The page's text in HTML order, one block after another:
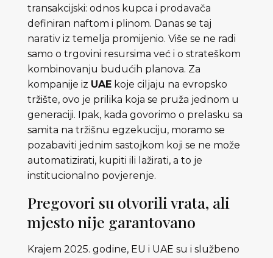
transakcijski: odnos kupca i prodavača
definiran naftom i plinom. Danas se taj
narativ iz temelja promijenio. Više se ne radi
samo o trgovini resursima već i o strateškom
kombinovanju budućih planova. Za
kompanije iz UAE koje ciljaju na evropsko
tržište, ovo je prilika koja se pruža jednom u
generaciji. Ipak, kada govorimo o prelasku sa
samita na tržišnu egzekuciju, moramo se
pozabaviti jednim sastojkom koji se ne može
automatizirati, kupiti ili lažirati, a to je
institucionalno povjerenje.
Pregovori su otvorili vrata, ali
mjesto nije garantovano
Krajem 2025. godine, EU i UAE su i službeno